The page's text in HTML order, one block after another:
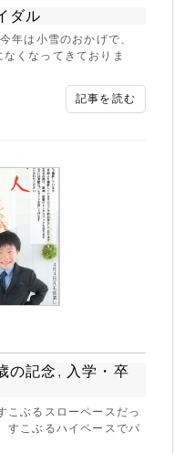
ダル
年は小雪のおかげで、
くなってきておりま
記事を読む
の記念 , 入学・卒
こぶるスローペースだっ
すこぶるハイペースでパ